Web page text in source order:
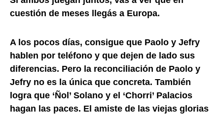
cuestión de meses llegás a Europa.
A los pocos días, consigue que Paolo y Jefry
hablen por teléfono y que dejen de lado sus
diferencias. Pero la reconciliación de Paolo y
Jefry no es la única que concreta. También
logra que ‘Ñol’ Solano y el ‘Chorri’ Palacios
hagan las paces. El amiste de las viejas glorias